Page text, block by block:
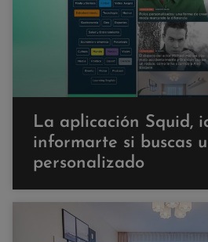
La aplicación Squid,
informarte si buscas
personalizado